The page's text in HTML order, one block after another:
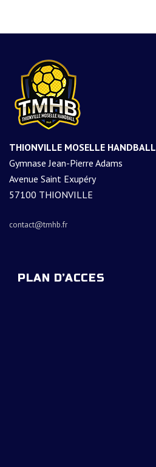
THIONVILLE MOSELLE HANDBALL
Gymnase Jean-Pierre Adams
Avenue Saint Exupéry
57100 THIONVILLE
contact@tmhb.fr
PLAN D’ACCES